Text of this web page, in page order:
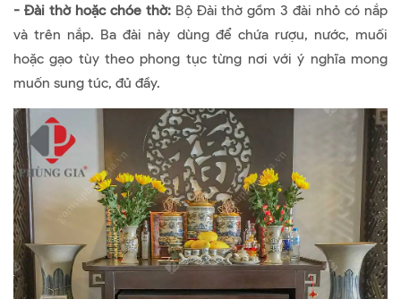
- Đài thờ hoặc chóe thờ: Bộ Đài thờ gồm 3 đài nhỏ có nắp
và trên nắp. Ba đài này dùng để chứa rượu, nước, muối
hoặc gạo tùy theo phong tục từng nơi với ý nghĩa mong
muốn sung túc, đủ đầy.